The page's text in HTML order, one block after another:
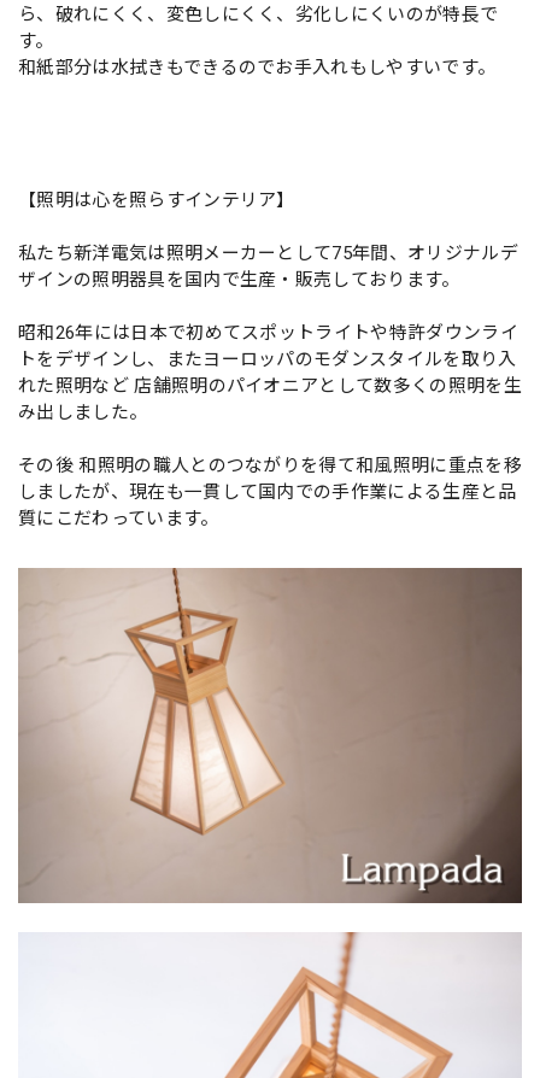
ら、破れにくく、変色しにくく、劣化しにくいのが特長で
す。
和紙部分は水拭きもできるのでお手入れもしやすいです。
【照明は心を照らすインテリア】
私たち新洋電気は照明メーカーとして75年間、オリジナルデ
ザインの照明器具を国内で生産・販売しております。
昭和26年には日本で初めてスポットライトや特許ダウンライ
トをデザインし、またヨーロッパのモダンスタイルを取り入
れた照明など 店舗照明のパイオニアとして数多くの照明を生
み出しました。
その後 和照明の職人とのつながりを得て和風照明に重点を移
しましたが、現在も一貫して国内での手作業による生産と品
質にこだわっています。